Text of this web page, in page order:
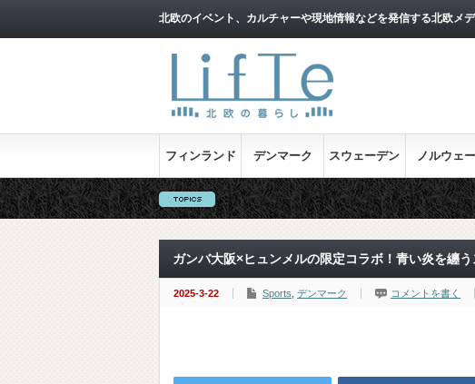
北欧のイベント、カルチャーや現地情報などを発信する北欧メ
フィンランド デンマーク スウェーデン ノルウェー
ガンバ大阪×ヒュンメルの限定コラボ！青い炎を纏
2025-3-22 Sports デンマーク コメントを書く